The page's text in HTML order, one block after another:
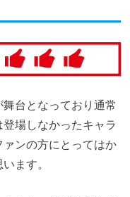
台となっており通常
場しなかったキャラ
ンの方にとってはか
ます。